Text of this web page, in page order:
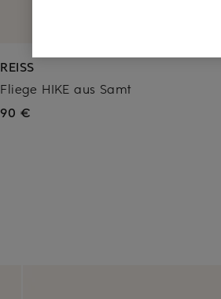
REISS
Fliege HIKE aus Samt
90 €